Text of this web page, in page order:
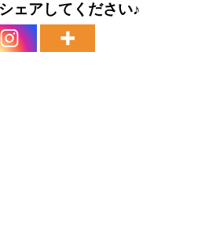
ェアしてください♪